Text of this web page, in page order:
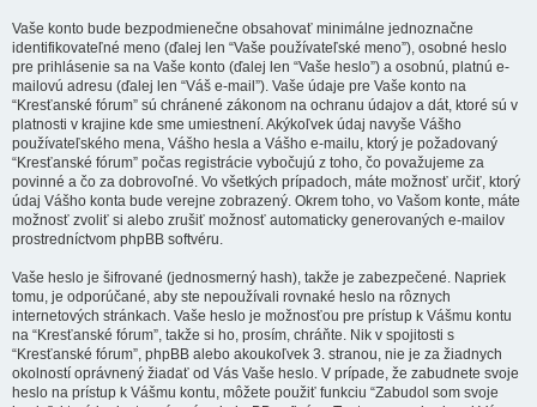
Vaše konto bude bezpodmienečne obsahovať minimálne jednoznačne
identifikovateľné meno (ďalej len “Vaše používateľské meno”), osobné heslo
pre prihlásenie sa na Vaše konto (ďalej len “Vaše heslo”) a osobnú, platnú e-
mailovú adresu (ďalej len “Váš e-mail”). Vaše údaje pre Vaše konto na
“Kresťanské fórum” sú chránené zákonom na ochranu údajov a dát, ktoré sú v
platnosti v krajine kde sme umiestnení. Akýkoľvek údaj navyše Vášho
používateľského mena, Vášho hesla a Vášho e-mailu, ktorý je požadovaný
“Kresťanské fórum” počas registrácie vybočujú z toho, čo považujeme za
povinné a čo za dobrovoľné. Vo všetkých prípadoch, máte možnosť určiť, ktorý
údaj Vášho konta bude verejne zobrazený. Okrem toho, vo Vašom konte, máte
možnosť zvoliť si alebo zrušiť možnosť automaticky generovaných e-mailov
prostredníctvom phpBB softvéru.
Vaše heslo je šifrované (jednosmerný hash), takže je zabezpečené. Napriek
tomu, je odporúčané, aby ste nepoužívali rovnaké heslo na rôznych
internetových stránkach. Vaše heslo je možnosťou pre prístup k Vášmu kontu
na “Kresťanské fórum”, takže si ho, prosím, chráňte. Nik v spojitosti s
“Kresťanské fórum”, phpBB alebo akoukoľvek 3. stranou, nie je za žiadnych
okolností oprávnený žiadať od Vás Vaše heslo. V prípade, že zabudnete svoje
heslo na prístup k Vášmu kontu, môžete použiť funkciu “Zabudol som svoje